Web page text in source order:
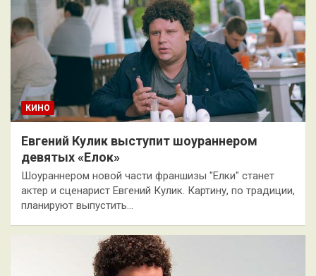
КИНО
Евгений Кулик выступит шоураннером
девятых «Елок»
Шоураннером новой части франшизы "Елки" станет
актер и сценарист Евгений Кулик. Картину, по традиции,
планируют выпустить…